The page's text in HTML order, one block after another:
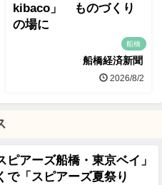
kibaco」 ものづくり
の場に
船橋
船橋経済新聞
2026/8/2
ピアーズ船橋・東京ベイ」
で「スピアーズ夏祭り